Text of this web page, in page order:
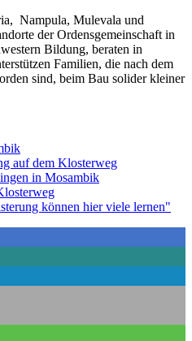
Nampula, Mulevala und
der Ordensgemeinschaft in
Bildung, beraten in
Familien, die nach dem
sind, beim Bau solider kleiner
auf dem Klosterweg
in Mosambik
können hier viele lernen"